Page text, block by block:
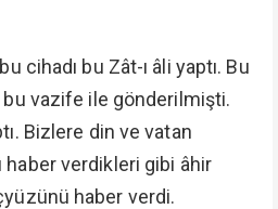
cihadı bu Zât-ı âli yaptı. Bu
bu vazife ile gönderilmişti.
Bizlere din ve vatan
verdikleri gibi âhir
haber verdi.